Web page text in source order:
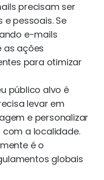
precisam ser
pessoais. Se
e-mails
as ações
para otimizar
público alvo é
levar em
e personalizar
a localidade.
é o
globais